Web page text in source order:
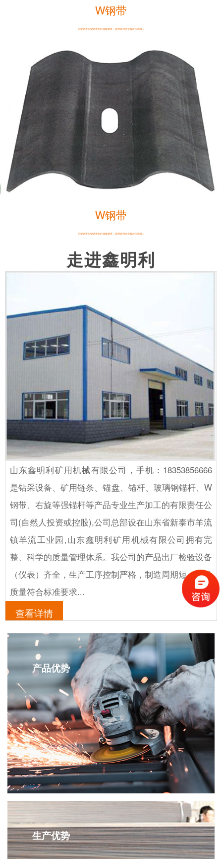
W钢带
W型钢带W型钢带也叫顶板钢带，是用高强全金板冷压而成，
W钢带
W型钢带W型钢带也叫顶板钢带，是用高强全金板冷压而成，
走进鑫明利
山东鑫明利矿用机械有限公司，手机：18353856666
是钻采设备、矿用链条、锚盘、锚杆、玻璃钢锚杆、W
钢带、右旋等强锚杆等产品专业生产加工的有限责任公
司(自然人投资或控股),公司总部设在山东省新泰市羊流
镇羊流工业园,山东鑫明利矿用机械有限公司拥有完
整、科学的质量管理体系。我公司的产品出厂检验设备
（仪表）齐全，生产工序控制严格，制造周期短，产品
质量符合标准要求...
查看详情
产品优势
生产优势